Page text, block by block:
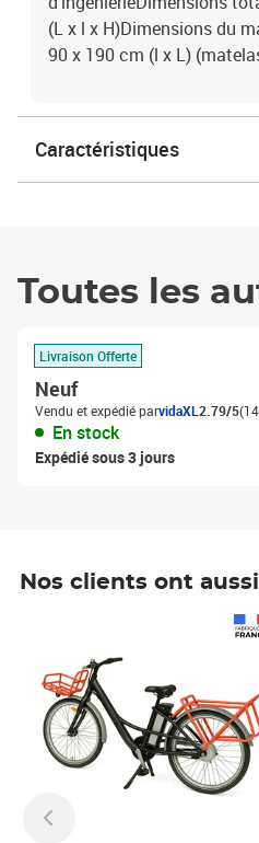
(L x l x H)Dimensions du
90 x 190 cm (l x L)
Caractéristiques
Toutes les
Livraison Offerte
Neuf
Vendu et expédié parvidaXL 2.79/5
En stock
Expédié sous 3 jours
Nos clients ont